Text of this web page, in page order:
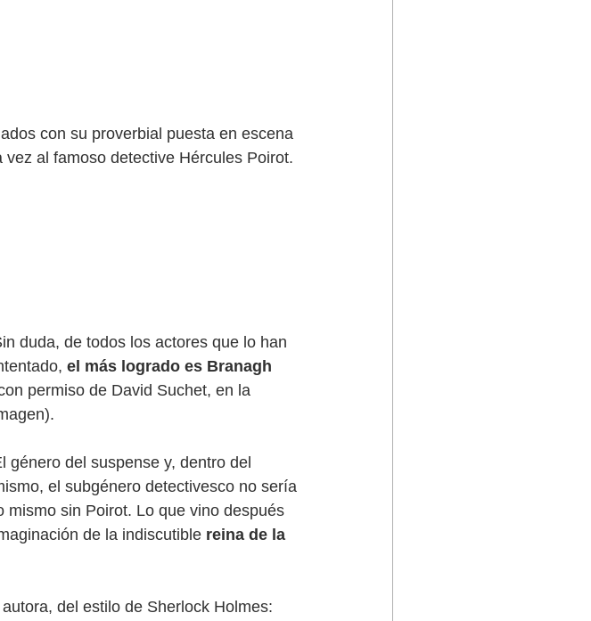
con su proverbial puesta en escena
vez al famoso detective Hércules Poirot.
duda, de todos los actores que lo han
el más logrado es Branagh
permiso de David Suchet, en la
género del suspense y, dentro del
el subgénero detectivesco no sería
mismo sin Poirot. Lo que vino después
de la indiscutible reina de la
del estilo de Sherlock Holmes: